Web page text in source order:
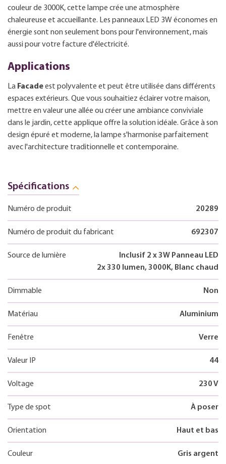
couleur de 3000K, cette lampe crée une atmosphère
chaleureuse et accueillante. Les panneaux LED 3W économes en
énergie sont non seulement bons pour l'environnement, mais
aussi pour votre facture d'électricité.
Applications
La Facadeest polyvalente et peut être utilisée dans différents
espaces extérieurs. Que vous souhaitiez éclairer votre maison,
mettre en valeur une allée ou créer une ambiance conviviale
dans le jardin, cette applique offre la solution idéale. Grâce à son
design épuré et moderne, la lampe s'harmonise parfaitement
avec l'architecture traditionnelle et contemporaine.
Spécifications
Numéro de produit 20289
Numéro de produit du fabricant 692307
Source de lumière
Inclusif 2 x 3W Panneau LED
2x 330 lumen, 3000K, Blanc chaud
Dimmable Non
Matériau Aluminium
Fenêtre Verre
Valeur IP 44
Voltage 230 V
Type de spot À poser
Orientation Haut et bas
Couleur Gris argent